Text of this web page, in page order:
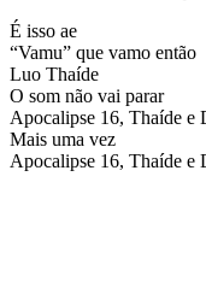
É isso ae
“Vamu” que vamo então
Luo Thaíde
O som não vai parar
Apocalipse 16, Thaíde e
Mais uma vez
Apocalipse 16, Thaíde e